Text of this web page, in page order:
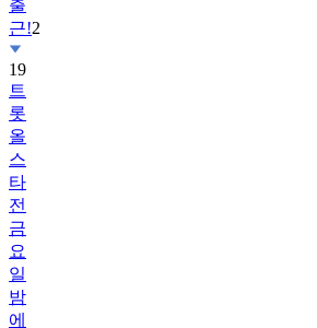
출
근!2
19
트
롯
올
스
타
전
금
요
일
밤
에